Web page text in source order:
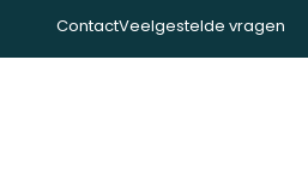
ContactVeelgestelde vragen